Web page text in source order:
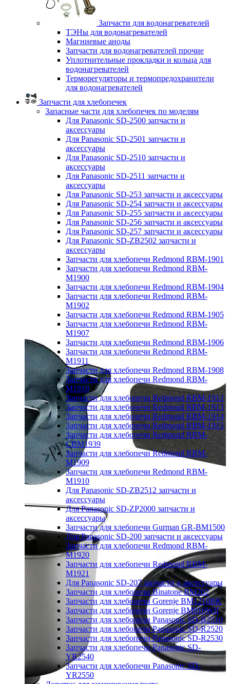
Запчасти для водонагревателей
ТЭНы для водонагревателей
Магниевые аноды
Запчасти для водонагревателей прочие
Уплотнительные прокладки и кольца для
водонагревателей
Терморегуляторы и термопредохранители
для водонагревателей
Запчасти для хлебопечек
Запасные части для хлебопечек по моделям
Для Panasonic SD-2500 запчасти и
аксессуары
Для Panasonic SD-2501 запчасти и
аксессуары
Для Panasonic SD-2510 запчасти и
аксессуары
Для Panasonic SD-2511 запчасти и
аксессуары
Для Panasonic SD-253 запчасти и аксессуары
Для Panasonic SD-254 запчасти и аксессуары
Для Panasonic SD-255 запчасти и аксессуары
Для Panasonic SD-256 запчасти и аксессуары
Для Panasonic SD-257 запчасти и аксессуары
Для Panasonic SD-ZB2502 запчасти и
аксессуары
Запчасти для хлебопечи Redmond RBM-1901
Запчасти для хлебопечи Redmond RBM-
M1900
Запчасти для хлебопечи Redmond RBM-1904
Запчасти для хлебопечи Redmond RBM-
M1902
Запчасти для хлебопечи Redmond RBM-1905
Запчасти для хлебопечи Redmond RBM-
M1907
Запчасти для хлебопечи Redmond RBM-1906
Запчасти для хлебопечи Redmond RBM-
M1911
Запчасти для хлебопечи Redmond RBM-1908
Запчасти для хлебопечи Redmond RBM-
M1919
Запчасти для хлебопечи Redmond RBM-1912
Запчасти для хлебопечи Redmond RBM-1913
Запчасти для хлебопечи Redmond RBM-1914
Запчасти для хлебопечи Redmond RBM-1915
Запчасти для хлебопечи Redmond RBM-
CBM1939
Запчасти для хлебопечи Redmond RBM-
M1909
Запчасти для хлебопечи Redmond RBM-
M1910
Для Panasonic SD-ZB2512 запчасти и
аксессуары
Для Panasonic SD-ZP2000 запчасти и
аксессуары
Запчасти для хлебопечи Gurman GR-BM1500
Для Panasonic SD-200 запчасти и аксессуары
Запчасти для хлебопечи Redmond RBM-
M1920
Запчасти для хлебопечи Redmond RBM-
M1921
Для Panasonic SD-207 запчасти и аксессуары
Запчасти для хлебопечи Binatone BM202
Запчасти для хлебопечи Gorenje BM1210BK
Запчасти для хлебопечи Gorenje BM910WII
Запчасти для хлебопечи Panasonic SD-B2510
Запчасти для хлебопечи Panasonic SD-R2520
Запчасти для хлебопечи Panasonic SD-R2530
Запчасти для хлебопечи Panasonic SD-
YR2540
Запчасти для хлебопечи Panasonic SD-
YR2550